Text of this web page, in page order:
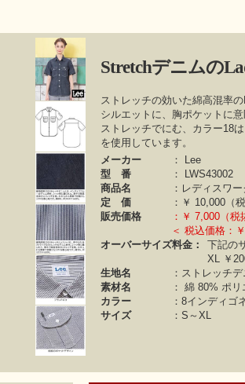
Stretchデニムの
ストレッチの効いた綿高混率
シルエットに、胸ポケットに
ストレッチでにむ、カラー18
を使用しています。
メーカー
：
Lee
型 番
：
LWS43002
商品名
：レディスワ
定 価
：￥ 10,000（
販売価格
：￥7,000（
＜ 税込価格：
オーバーサイズ料金：
下記の
XL ￥
生地名
：ストレッチ
素材名
：綿 80% ポリ
カラー
：8インディゴ
サイズ
：S～XL